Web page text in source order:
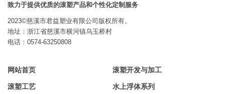
致力于提供优质的滚塑产品和个性化定制服务
2023©慈溪市君益塑业有限公司版权所有。
地址：浙江省慈溪市横河镇乌玉桥村
电话：0574-63250808
网站首页
滚塑工艺
滚塑开发与加工
水上浮体系列